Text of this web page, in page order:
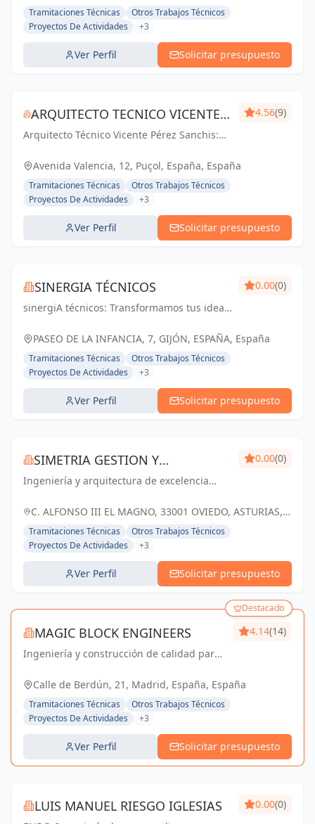
Tramitaciones Técnicas
Otros Trabajos Técnicos
Proyectos De Actividades
+3
Ver Perfil Solicitar presupuesto
ARQUITECTO TECNICO VICENTE
PÉREZ SANCHIS
Arquitecto Técnico Vicente Pérez Sanchis:
transformando ideas en realidad.
4.56(9)
Avenida Valencia, 12, Puçol, España, España
Tramitaciones Técnicas
Otros Trabajos Técnicos
Proyectos De Actividades
+3
Ver Perfil Solicitar presupuesto
SINERGIA TÉCNICOS
sinergiA técnicos: Transformamos tus ideas
Experiencia, calidad y compromiso en cada
0.00(0)
PASEO DE LA INFANCIA, 7, GIJÓN, ESPAÑA, España
Tramitaciones Técnicas
Otros Trabajos Técnicos
Proyectos De Actividades
+3
Ver Perfil Solicitar presupuesto
SIMETRIA GESTION Y
PROYECTOS SL
Ingeniería y arquitectura de excelencia
Oviedo.
0.00(0)
C. ALFONSO III EL MAGNO, 33001 OVIEDO, ASTURIAS,
ESPAÑA, España
Tramitaciones Técnicas
Otros Trabajos Técnicos
Proyectos De Actividades
+3
Ver Perfil Solicitar presupuesto
Destacado
MAGIC BLOCK ENGINEERS
Ingeniería y construcción de calidad para
Nueva.
4.14(14)
Calle de Berdún, 21, Madrid, España, España
Tramitaciones Técnicas
Otros Trabajos Técnicos
Proyectos De Actividades
+3
Ver Perfil Solicitar presupuesto
LUIS MANUEL RIESGO IGLESIAS 0.00(0)